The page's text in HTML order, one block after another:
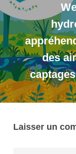
des
Laisser un